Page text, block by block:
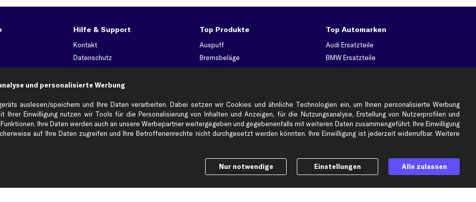
Hilfe & Support
Kontakt
Datenschutz
AGB
Impressum
Dateneinstellungen
Widerrufsbelehrung
Top Produkte
Auspuff
Bremsbeläge
Bremssattel
Luftfilter
Ölfilter
Querlenker
Scheibenwischer
Top Automarken
Audi Ersatzteile
BMW Ersatzteile
Ford Ersatzteile
Peugeot Ersatzteile
Renault Ersatzteile
Seat Ersatzteile
VW Ersatzteile
und personalisierte Werbung
auslesen/speichern und Ihre Daten verarbeiten. Dabei setzen wir Cookies und ähnliche Technologien ein, um Ihnen personalisierte Werbung
Einwilligung nutzen wir Tools für die Personalisierung von Inhalten und Anzeigen, für die Nutzungsanalyse, Erstellung von Nutzerprofilen und
Ihre Daten werden auch an unsere Werbepartner weitergegeben und gegebenenfalls mit weiteren Daten zusammengeführt. Ihre Einwilligung
auf Ihre Daten zugreifen und Ihre Betroffenenrechte nicht durchgesetzt werden könnten. Ihre Einwilligung ist jederzeit widerrufbar. Weitere
Nur notwendige Einstellungen Alle zulassen